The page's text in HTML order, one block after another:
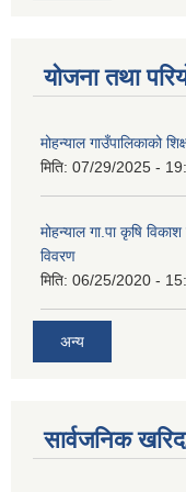
योजना तथा
मोहन्याल गाउँपालिकाको
मिति: 07/29/2025 -
मोहन्याल गा.पा कृषि
विवरण
मिति: 06/25/2020 -
अन्य
सार्वजनिक